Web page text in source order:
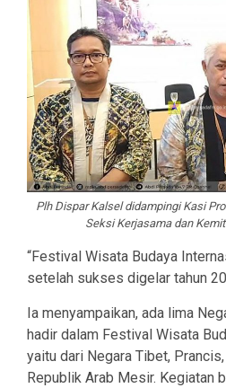
Plh Dispar Kalsel didampingi Kasi
Seksi Kerjasama dan
“Festival Wisata Budaya
setelah sukses digelar tahun
Ia menyampaikan, ada lima
hadir dalam Festival Wisata
yaitu dari Negara Tibet,
Republik Arab Mesir. Kegiatan